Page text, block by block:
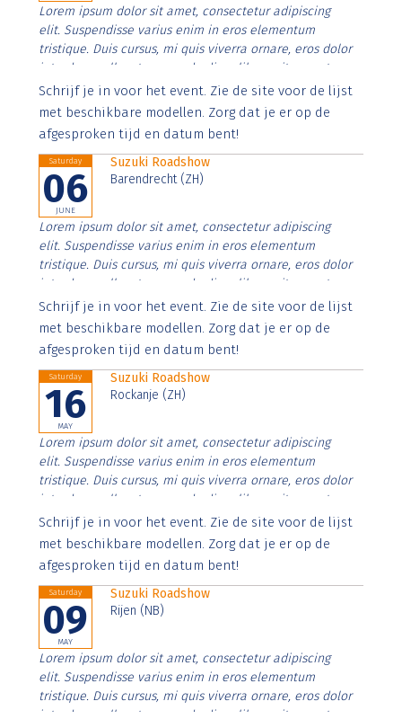
Lorem ipsum dolor sit amet, consectetur adipiscing
elit. Suspendisse varius enim in eros elementum
tristique. Duis cursus, mi quis viverra ornare, eros dolor
interdum nulla, ut commodo diam libero vitae erat.
Aenean faucibus nibh et justo cursus id rutrum lorem
imperdiet. Nunc ut sem vitae risus tristique posuere.
Schrijf je in voor het event. Zie de site voor de lijst
met beschikbare modellen. Zorg dat je er op de
afgesproken tijd en datum bent!
Saturday
06
JUNE
Suzuki Roadshow
Barendrecht (ZH)
Lorem ipsum dolor sit amet, consectetur adipiscing
elit. Suspendisse varius enim in eros elementum
tristique. Duis cursus, mi quis viverra ornare, eros dolor
interdum nulla, ut commodo diam libero vitae erat.
Aenean faucibus nibh et justo cursus id rutrum lorem
imperdiet. Nunc ut sem vitae risus tristique posuere.
Schrijf je in voor het event. Zie de site voor de lijst
met beschikbare modellen. Zorg dat je er op de
afgesproken tijd en datum bent!
Saturday
16
MAY
Suzuki Roadshow
Rockanje (ZH)
Lorem ipsum dolor sit amet, consectetur adipiscing
elit. Suspendisse varius enim in eros elementum
tristique. Duis cursus, mi quis viverra ornare, eros dolor
interdum nulla, ut commodo diam libero vitae erat.
Aenean faucibus nibh et justo cursus id rutrum lorem
imperdiet. Nunc ut sem vitae risus tristique posuere.
Schrijf je in voor het event. Zie de site voor de lijst
met beschikbare modellen. Zorg dat je er op de
afgesproken tijd en datum bent!
Saturday
09
MAY
Suzuki Roadshow
Rijen (NB)
Lorem ipsum dolor sit amet, consectetur adipiscing
elit. Suspendisse varius enim in eros elementum
tristique. Duis cursus, mi quis viverra ornare, eros dolor
interdum nulla, ut commodo diam libero vitae erat.